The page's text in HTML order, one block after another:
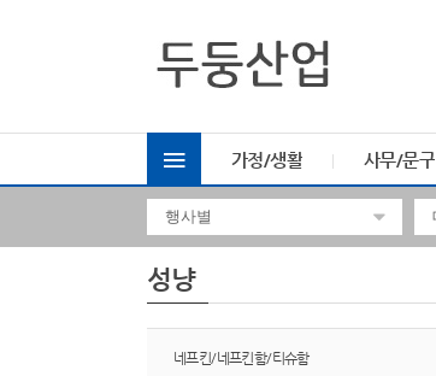
가정/생활 사무/문구
성냥
네프킨/네프킨함/티슈함